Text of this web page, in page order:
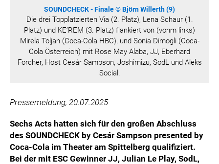
COCA COLA
PRESSEKONTAKT
SOUNDCHECK - Finale © Björn Willerth (9)
Die drei Topplatzierten Via (2. Platz), Lena Schaur (1.
Platz) und KE’REM (3. Platz) flankiert von (vonm links)
Mirela Toljan (Coca-Cola HBC), und Sonia Dimogli (Coca-
Cola Österreich) mit Rose May Alaba, JJ, Eberhard
Forcher, Host Cesár Sampson, Joshimizu, SodL und Aleks
Social.
Pressemeldung, 20.07.2025
Sechs Acts hatten sich für den großen Abschluss
des SOUNDCHECK by Cesár Sampson presented by
Coca-Cola im Theater am Spittelberg qualifiziert.
Bei der mit ESC Gewinner JJ, Julian Le Play, SodL,